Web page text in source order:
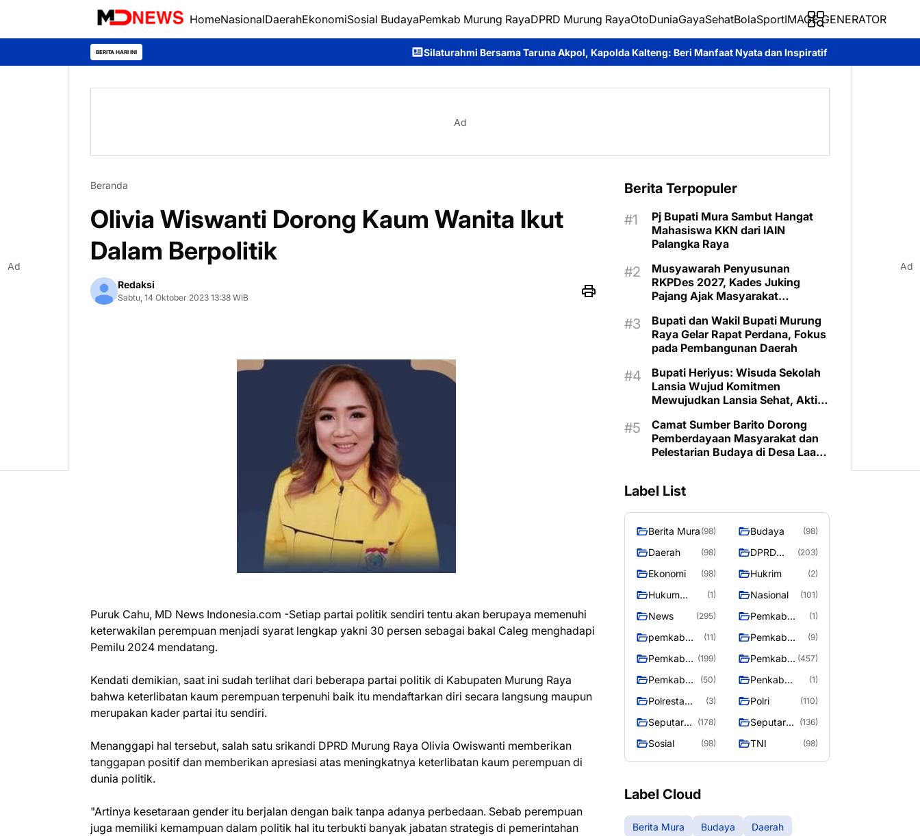
HomeNasionalDaerahEkonomiSosial BudayaPemkab Murung RayaDPRD Murung RayaOtoDuniaGayaSehatBolaSportIMAGE GENERATOR
BERITA HARI INI Silaturahmi Bersama Taruna Akpol, Kapolda Kalteng: Beri Manfaat Nyata dan Inspiratif Bagi Siswa di Sekolah Rakyat
Ad
Beranda
Olivia Wiswanti Dorong Kaum Wanita Ikut
Dalam Berpolitik
Redaksi
Sabtu, 14 Oktober 2023 13:38 WIB
Puruk Cahu, MD News Indonesia.com -Setiap partai politik sendiri tentu akan berupaya memenuhi
keterwakilan perempuan menjadi syarat lengkap yakni 30 persen sebagai bakal Caleg menghadapi
Pemilu 2024 mendatang.
Kendati demikian, saat ini sudah terlihat dari beberapa partai politik di Kabupaten Murung Raya
bahwa keterlibatan kaum perempuan terpenuhi baik itu mendaftarkan diri secara langsung maupun
merupakan kader partai itu sendiri.
Menanggapi hal tersebut, salah satu srikandi DPRD Murung Raya Olivia Owiswanti memberikan
tanggapan positif dan memberikan apresiasi atas meningkatnya keterlibatan kaum perempuan di
dunia politik.
"Artinya kesetaraan gender itu berjalan dengan baik tanpa adanya perbedaan. Sebab perempuan
juga memiliki kemampuan dalam politik hal itu terbukti banyak jabatan strategis di pemerintahan
Berita Terpopuler
Pj Bupati Mura Sambut Hangat
Mahasiswa KKN dari IAIN
Palangka Raya
Musyawarah Penyusunan
RKPDes 2027, Kades Juking
Pajang Ajak Masyarakat
Kebutuhan
Bupati dan Wakil Bupati Murung
Raya Gelar Rapat Perdana, Fokus
pada Pembangunan Daerah
Bupati Heriyus: Wisuda Sekolah
Lansia Wujud Komitmen
Mewujudkan Lansia Sehat, Aktif,
Camat Sumber Barito Dorong
Pemberdayaan Masyarakat dan
Pelestarian Budaya di Desa Laas
Label List
Berita Mura (98) Budaya (98)
Daerah (98)
DPRD
Raya
(203)
Ekonomi (98) Hukrim (2)
Hukum
(1) Nasional (101)
News (295)
Pemkab
(1)
pemkab
raya
(11)
Pemkab
murung raya
(9)
Pemkab
raya
(199)
Pemkab
Raya
(457)
Pemkab
Raya 4
(50)
Penkab
Murung raya
(1)
Polresta
Raya
(3) Polri (110)
Seputar
Murung
Raya
(178)
Seputar
Seasen 2
(136)
Sosial (98) TNI (98)
Label Cloud
Berita Mura Budaya
Daerah
Ad Ad